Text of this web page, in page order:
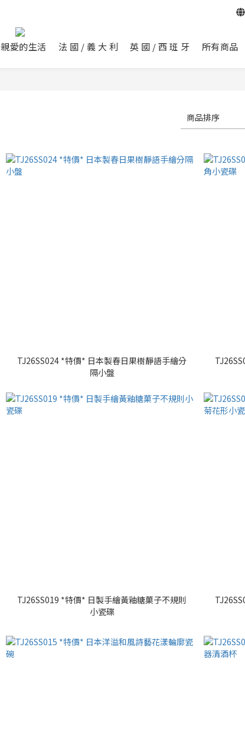
親愛的生活 法 國 / 義 大 利 英 國 / 西 班 牙 所有商品
商品排序
TJ26SS024 *特價* 日本製春日果樹靜語手繪分
隔小盤
TJ26SS019 *特價* 日製手繪黃釉糖菓子不規則
小瓷碟